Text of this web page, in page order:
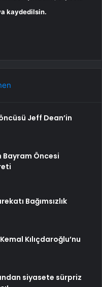
kaydedilsin.
Jeff Dean’in
Bayram Öncesi
Bağımsızlık
Kılıçdaroğlu’nu
siyasete sürpriz